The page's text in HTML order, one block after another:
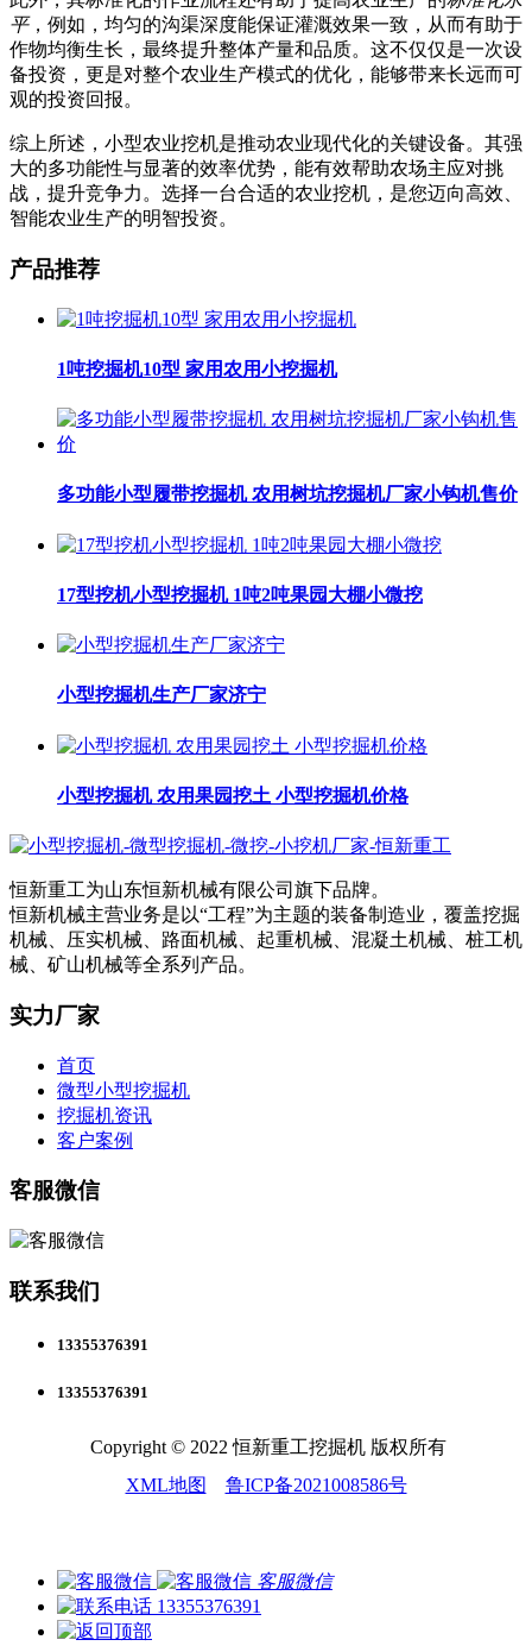
平，例如，均匀的沟渠深度能保证灌溉效果一致，从而有助于
作物均衡生长，最终提升整体产量和品质。这不仅仅是一次设
备投资，更是对整个农业生产模式的优化，能够带来长远而可
观的投资回报。
综上所述，小型农业挖机是推动农业现代化的关键设备。其强
大的多功能性与显著的效率优势，能有效帮助农场主应对挑
战，提升竞争力。选择一台合适的农业挖机，是您迈向高效、
智能农业生产的明智投资。
产品推荐
1吨挖掘机10型 家用农用小挖掘机
多功能小型履带挖掘机 农用树坑挖掘机厂家小钩机售价
17型挖机小型挖掘机 1吨2吨果园大棚小微挖
小型挖掘机生产厂家济宁
小型挖掘机 农用果园挖土 小型挖掘机价格
恒新重工为山东恒新机械有限公司旗下品牌。
恒新机械主营业务是以“工程”为主题的装备制造业，覆盖挖掘
机械、压实机械、路面机械、起重机械、混凝土机械、桩工机
械、矿山机械等全系列产品。
实力厂家
首页
微型小型挖掘机
挖掘机资讯
客户案例
客服微信
联系我们
13355376391
13355376391
Copyright © 2022 恒新重工挖掘机 版权所有
XML地图
鲁ICP备2021008586号
客服微信
13355376391